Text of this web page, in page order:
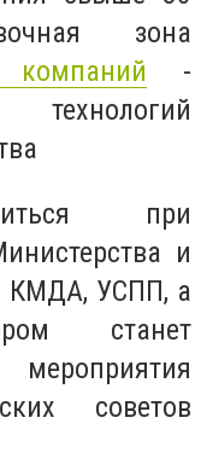
зона
-
при
и
КМДА, УСПП, а
станет
советов